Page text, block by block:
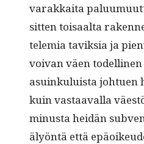
varakkai­ta
sit­ten toisaal­ta
telemia taviksia ja
voivan väen
asuinku­luista johtuen
kuin vas­taaval­la
minus­ta hei­dän
älyön­tä että